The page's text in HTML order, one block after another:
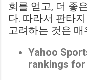
회를 얻고, 더 좋
다. 따라서 판타
고려하는 것은
Yahoo
rankings for